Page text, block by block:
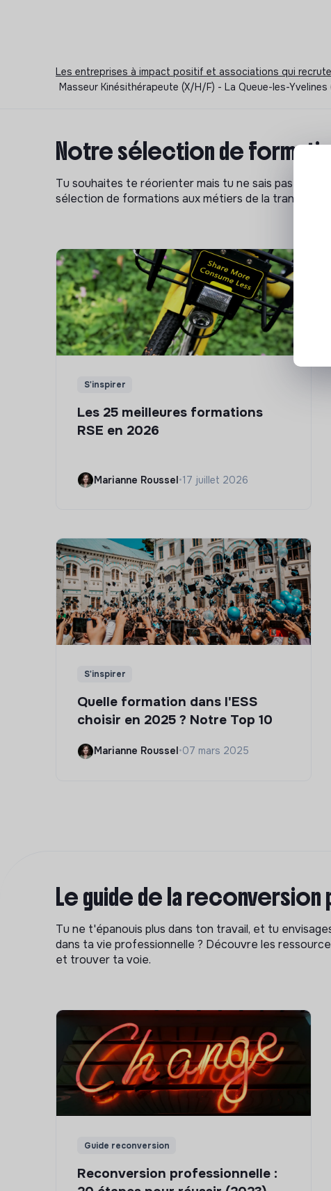
Les entreprises à impact positif et associations qui
Masseur Kinésithérapeute (X/H/F) - La Queue-les-
Notre sélection de
Tu souhaites te réorienter mais tu ne sais pas par
sélection de formations aux métiers de la transition
S'inspirer
Les 25 meilleures formations
RSE en 2026
Marianne Roussel•17 juillet 2026
S'inspirer
Quelle formation dans l'ESS
choisir en 2025 ? Notre Top 10
Marianne Roussel •07 mars 2025
Le guide de la
Tu ne t'épanouis plus dans ton travail, et tu
dans ta vie professionnelle ? Découvre les
et trouver ta voie.
Guide reconversion
Reconversion professionnelle :